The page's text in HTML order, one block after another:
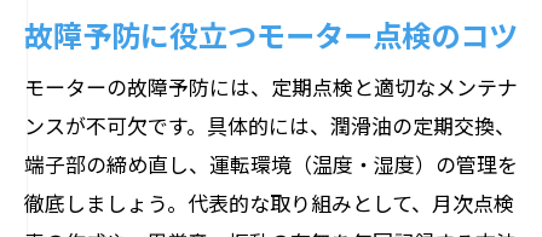
故障予防に役立つモーター点検のコツ
モーターの故障予防には、定期点検と適切なメンテナ
ンスが不可欠です。具体的には、潤滑油の定期交換、
端子部の締め直し、運転環境（温度・湿度）の管理を
徹底しましょう。代表的な取り組みとして、月次点検